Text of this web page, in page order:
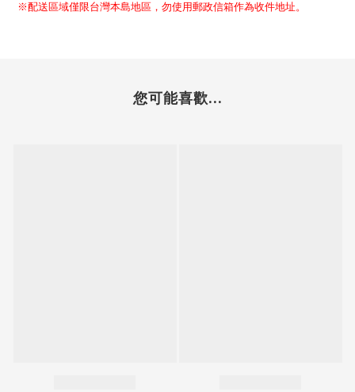
※配送區域僅限台灣本島地區，勿使用郵政信箱作為收件地址。
您可能喜歡...